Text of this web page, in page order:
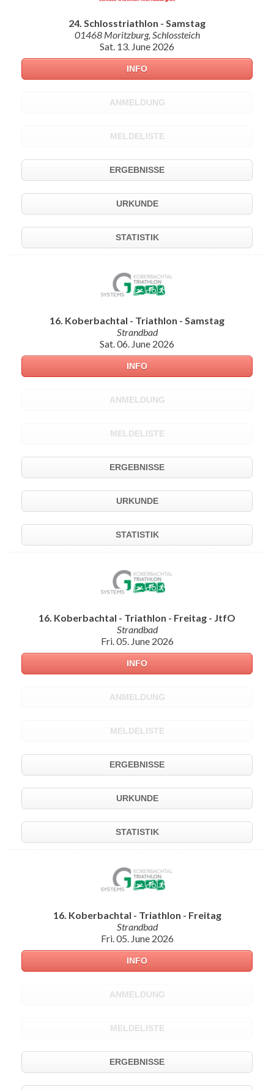
24. Schlosstriathlon - Samstag
01468 Moritzburg, Schlossteich
Sat. 13. June 2026
INFO
ANMELDUNG
MELDELISTE
ERGEBNISSE
URKUNDE
STATISTIK
16. Koberbachtal - Triathlon - Samstag
Strandbad
Sat. 06. June 2026
INFO
ANMELDUNG
MELDELISTE
ERGEBNISSE
URKUNDE
STATISTIK
16. Koberbachtal - Triathlon - Freitag - JtfO
Strandbad
Fri. 05. June 2026
INFO
ANMELDUNG
MELDELISTE
ERGEBNISSE
URKUNDE
STATISTIK
16. Koberbachtal - Triathlon - Freitag
Strandbad
Fri. 05. June 2026
INFO
ANMELDUNG
MELDELISTE
ERGEBNISSE